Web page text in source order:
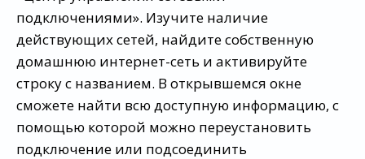
подключениями». Изучите наличие
действующих сетей, найдите собственную
домашнюю интернет-сеть и активируйте
строку с названием. В открывшемся окне
сможете найти всю доступную информацию, с
помощью которой можно переустановить
подключение или подсоединить